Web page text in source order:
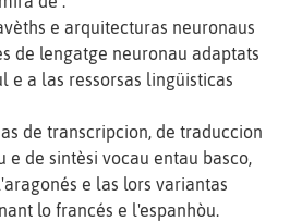
e arquitecturas neuronaus
de lengatge neuronau adaptats
e a las ressorsas lingüisticas
de transcripcion, de traduccion
e de sintèsi vocau entau basco,
e las lors variantas
lo francés e l'espanhòu.